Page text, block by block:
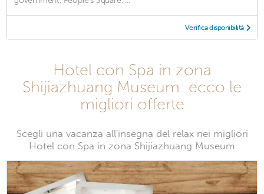
Verifica disponibilità
Hotel con Spa in zona
Shijiazhuang Museum: ecco le
migliori offerte
Scegli una vacanza all'insegna del relax nei migliori
Hotel con Spa in zona Shijiazhuang Museum